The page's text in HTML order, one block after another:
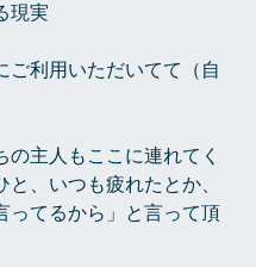
現実
ご利用いただいてて（自
の主人もここに連れてく
と、いつも疲れたとか、
ってるから」と言って頂